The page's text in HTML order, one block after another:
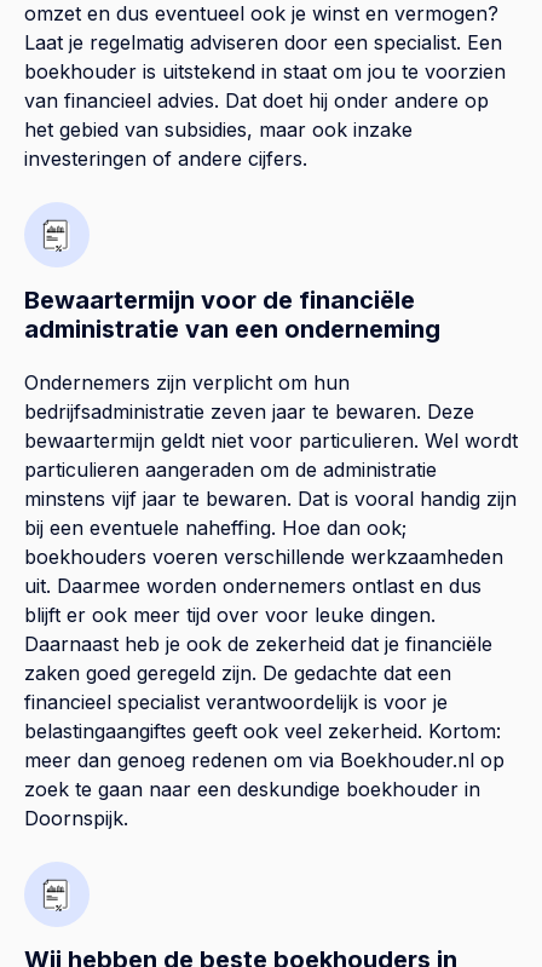
omzet en dus eventueel ook je winst en vermogen?
Laat je regelmatig adviseren door een specialist. Een
boekhouder is uitstekend in staat om jou te voorzien
van financieel advies. Dat doet hij onder andere op
het gebied van subsidies, maar ook inzake
investeringen of andere cijfers.
Bewaartermijn voor de financiële
administratie van een onderneming
Ondernemers zijn verplicht om hun
bedrijfsadministratie zeven jaar te bewaren. Deze
bewaartermijn geldt niet voor particulieren. Wel wordt
particulieren aangeraden om de administratie
minstens vijf jaar te bewaren. Dat is vooral handig zijn
bij een eventuele naheffing. Hoe dan ook;
boekhouders voeren verschillende werkzaamheden
uit. Daarmee worden ondernemers ontlast en dus
blijft er ook meer tijd over voor leuke dingen.
Daarnaast heb je ook de zekerheid dat je financiële
zaken goed geregeld zijn. De gedachte dat een
financieel specialist verantwoordelijk is voor je
belastingaangiftes geeft ook veel zekerheid. Kortom:
meer dan genoeg redenen om via Boekhouder.nl op
zoek te gaan naar een deskundige boekhouder in
Doornspijk.
Wij hebben de beste boekhouders in